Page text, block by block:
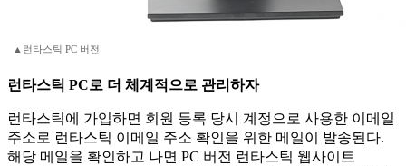
▲런타스틱 PC 버전
런타스틱 PC로 더 체계적으로 관리하자
런타스틱에 가입하면 회원 등록 당시 계정으로 사용한 이메일
주소로 런타스틱 이메일 주소 확인을 위한 메일이 발송된다.
해당 메일을 확인하고 나면 PC 버전 런타스틱 웹사이트